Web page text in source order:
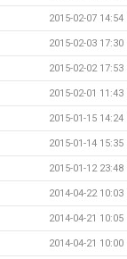
2015-02-07 14:54
2015-02-03 17:30
2015-02-02 17:53
2015-02-01 11:43
2015-01-15 14:24
2015-01-14 15:35
2015-01-12 23:48
2014-04-22 10:03
2014-04-21 10:05
2014-04-21 10:00